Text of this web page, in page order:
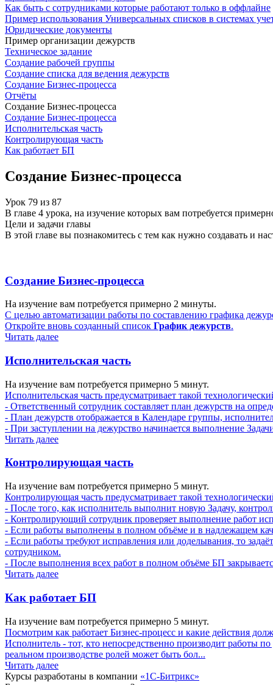
Как быть с сотрудниками которые работают только в оффлайне
Пример использования Универсальных списков в системах
Юридические документы
Пример организации дежурств
Техническое задание
Создание рабочей группы
Создание списка для ведения дежурств
Создание Бизнес-процесса
Отчёты
Создание Бизнес-процесса
Создание Бизнес-процесса
Исполнительская часть
Контролирующая часть
Как работает БП
Создание Бизнес-процесса
Урок 79 из 87
В главе 4 урока, на изучение которых вам потребуется
Цели и задачи главы
В этой главе вы познакомитесь с тем как нужно создавать и
Создание Бизнес-процесса
На изучение вам потребуется примерно 2 минуты.
С целью автоматизации работы по составлению графика
Откройте вновь созданный список График дежурств.
Читать далее
Исполнительская часть
На изучение вам потребуется примерно 5 минут.
Исполнительская часть предусматривает такой
- Ответственный сотрудник составляет план дежурств на
- План дежурств отображается в Календаре группы,
- При заступлении на дежурство начинается выполнение
Читать далее
Контролирующая часть
На изучение вам потребуется примерно 5 минут.
Контролирующая часть предусматривает такой
- После того, как исполнитель выполнит новую Задачу,
- Контролирующий сотрудник проверяет выполнение работ
- Если работы выполнены в полном объёме и в надлежащем
- Если работы требуют исправления или доделывания, то
сотрудником.
- После выполнения всех работ в полном объёме БП
Читать далее
Как работает БП
На изучение вам потребуется примерно 5 минут.
Посмотрим как работает Бизнес-процесс и какие действия
Исполнитель - тот, кто непосредственно производит работы
реальном производстве ролей может быть бол...
Читать далее
Курсы разработаны в компании «1С-Битрикс»